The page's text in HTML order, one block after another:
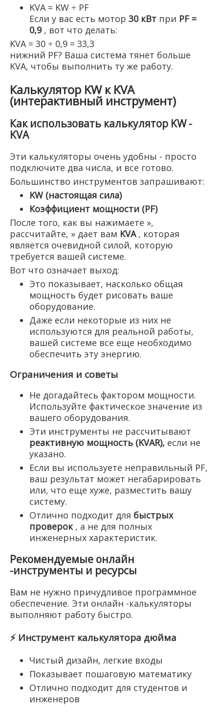
KVA = KW ÷ PF
Если у вас есть мотор 30 кВт при PF =
0,9 , вот что делать:
KVA = 30 ÷ 0,9 = 33,3
нижний PF? Ваша система тянет больше
KVA, чтобы выполнить ту же работу.
Калькулятор KW к KVA
(интерактивный инструмент)
Как использовать калькулятор KW -
KVA
Эти калькуляторы очень удобны - просто
подключите два числа, и все готово.
Большинство инструментов запрашивают:
KW (настоящая сила)
Коэффициент мощности (PF)
После того, как вы нажимаете »,
рассчитайте, » дает вам KVA , которая
является очевидной силой, которую
требуется вашей системе.
Вот что означает выход:
Это показывает, насколько общая
мощность будет рисовать ваше
оборудование.
Даже если некоторые из них не
используются для реальной работы,
вашей системе все еще необходимо
обеспечить эту энергию.
Ограничения и советы
Не догадайтесь фактором мощности.
Используйте фактическое значение из
вашего оборудования.
Эти инструменты не рассчитывают
реактивную мощность (KVAR), если не
указано.
Если вы используете неправильный PF,
ваш результат может негабарировать
или, что еще хуже, разместить вашу
систему.
Отлично подходит для быстрых
проверок , а не для полных
инженерных характеристик.
Рекомендуемые онлайн
-инструменты и ресурсы
Вам не нужно причудливое программное
обеспечение. Эти онлайн -калькуляторы
выполняют работу быстро.
⚡ Инструмент калькулятора дюйма
Чистый дизайн, легкие входы
Показывает пошаговую математику
Отлично подходит для студентов и
инженеров